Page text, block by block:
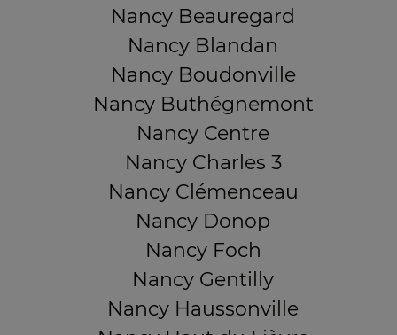
Nancy Beauregard
Nancy Blandan
Nancy Boudonville
Nancy Buthégnemont
Nancy Centre
Nancy Charles 3
Nancy Clémenceau
Nancy Donop
Nancy Foch
Nancy Gentilly
Nancy Haussonville